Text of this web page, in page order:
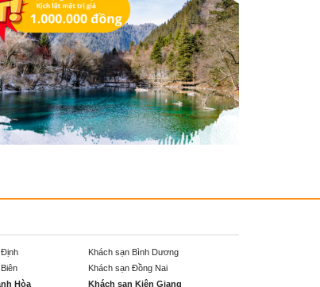
Định
Khách sạn Bình Dương
Khách sạn Đồng Nai
Hòa
Khách sạn Kiên Giang